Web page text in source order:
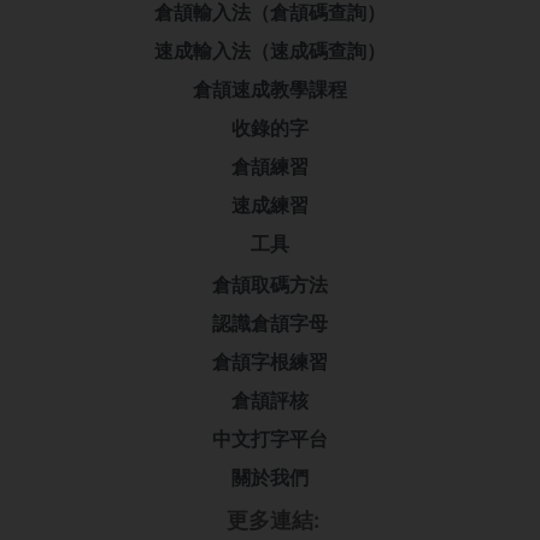
倉頡輸入法（倉頡碼查詢）
速成輸入法（速成碼查詢）
倉頡速成教學課程
收錄的字
倉頡練習
速成練習
工具
倉頡取碼方法
認識倉頡字母
倉頡字根練習
倉頡評核
中文打字平台
關於我們
更多連結: